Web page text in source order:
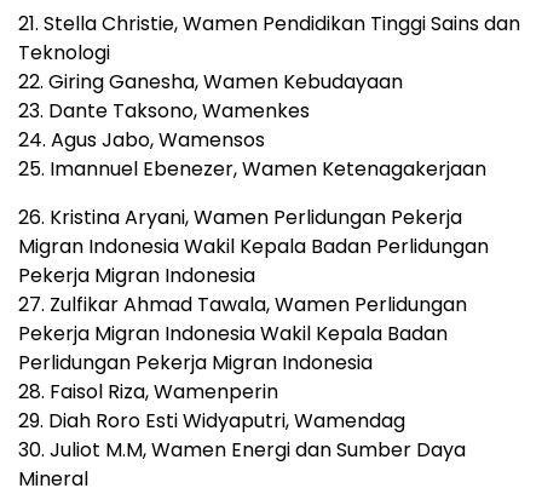
21. Stella Christie, Wamen Pendidikan Tinggi Sains dan
Teknologi
22. Giring Ganesha, Wamen Kebudayaan
23. Dante Taksono, Wamenkes
24. Agus Jabo, Wamensos
25. Imannuel Ebenezer, Wamen Ketenagakerjaan
26. Kristina Aryani, Wamen Perlidungan Pekerja
Migran Indonesia Wakil Kepala Badan Perlidungan
Pekerja Migran Indonesia
27. Zulfikar Ahmad Tawala, Wamen Perlidungan
Pekerja Migran Indonesia Wakil Kepala Badan
Perlidungan Pekerja Migran Indonesia
28. Faisol Riza, Wamenperin
29. Diah Roro Esti Widyaputri, Wamendag
30. Juliot M.M, Wamen Energi dan Sumber Daya
Mineral